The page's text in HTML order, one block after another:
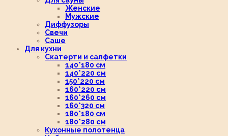
Женские
Мужские
Диффузоры
Свечи
Саше
Для кухни
Скатерти и салфетки
140*180 см
140*220 см
150*220 см
160*220 см
160*260 см
160*320 см
180*180 см
180*280 см
Кухонные полотенца